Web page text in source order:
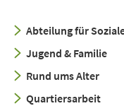
Abteilung für
Jugend & Familie
Rund ums Alter
Quartiersarbeit